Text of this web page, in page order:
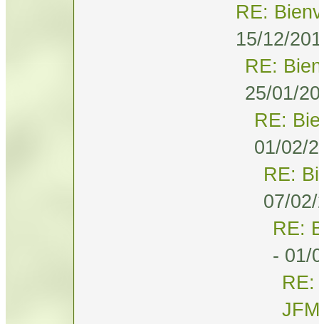
RE:
15/12/
RE:
25/01/
RE:
01/02/
RE:
07/
RE:
- 01/
JFM